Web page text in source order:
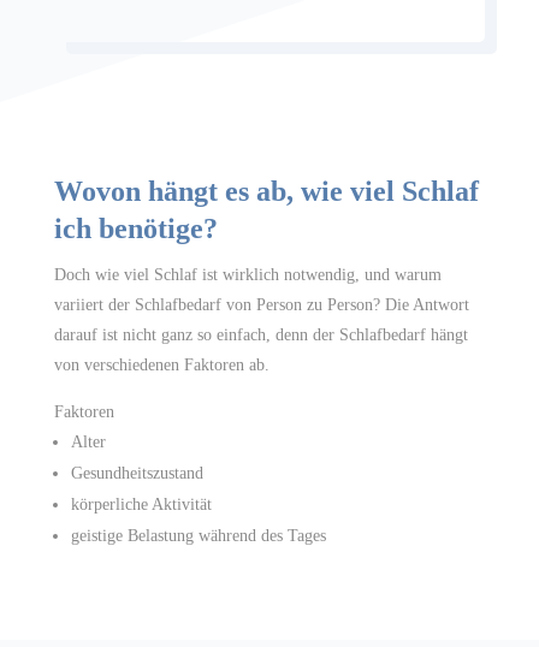
Wovon hängt es ab, wie viel Schlaf
ich benötige?
Doch wie viel Schlaf ist wirklich notwendig, und warum
variiert der Schlafbedarf von Person zu Person? Die Antwort
darauf ist nicht ganz so einfach, denn der Schlafbedarf hängt
von verschiedenen Faktoren ab.
Faktoren
Alter
Gesundheitszustand
körperliche Aktivität
geistige Belastung während des Tages